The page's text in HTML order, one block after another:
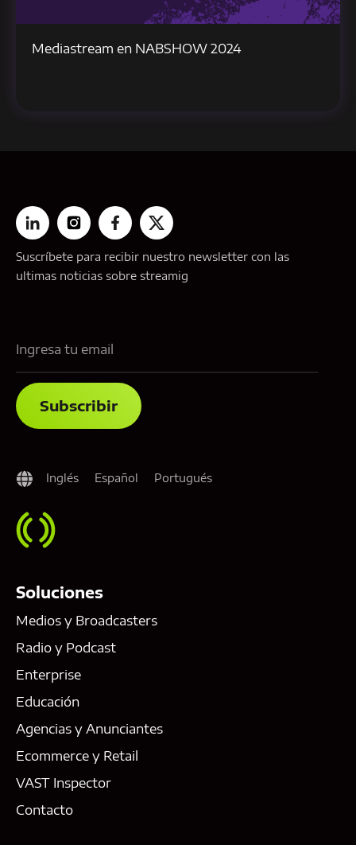
Mediastream en NABSHOW 2024
Suscríbete para recibir nuestro newsletter con las
ultimas noticias sobre streamig
Inglés Español Portugués
Soluciones
Medios y Broadcasters
Radio y Podcast
Enterprise
Educación
Agencias y Anunciantes
Ecommerce y Retail
VAST Inspector
Contacto